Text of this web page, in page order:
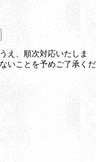
え、順次対応いたしま
いことを予めご了承くだ